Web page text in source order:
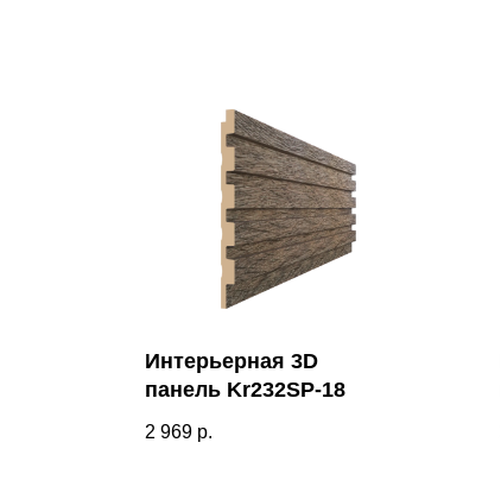
Интерьерная 3D
панель Kr232SP-18
2 969 р.